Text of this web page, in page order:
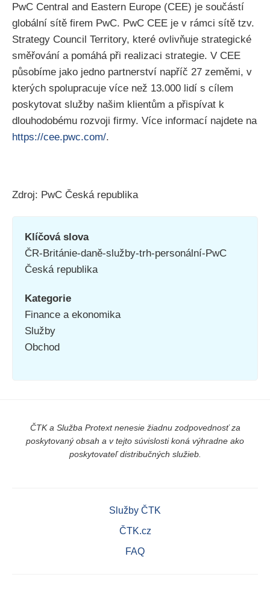
PwC Central and Eastern Europe (CEE) je součástí
globální sítě firem PwC. PwC CEE je v rámci sítě tzv.
Strategy Council Territory, které ovlivňuje strategické
směřování a pomáhá při realizaci strategie. V CEE
působíme jako jedno partnerství napříč 27 zeměmi, v
kterých spolupracuje více než 13.000 lidí s cílem
poskytovat služby našim klientům a přispívat k
dlouhodobému rozvoji firmy. Více informací najdete na
https://cee.pwc.com/.
Zdroj: PwC Česká republika
Klíčová slova
ČR-Británie-daně-služby-trh-personální-PwC
Česká republika
Kategorie
Finance a ekonomika
Služby
Obchod
ČTK a Služba Protext nenesie žiadnu zodpovednosť za
poskytovaný obsah a v tejto súvislosti koná výhradne ako
poskytovateľ distribučných služieb.
Služby ČTK
ČTK.cz
FAQ